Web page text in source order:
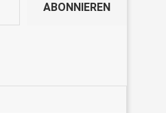
ABONNIEREN